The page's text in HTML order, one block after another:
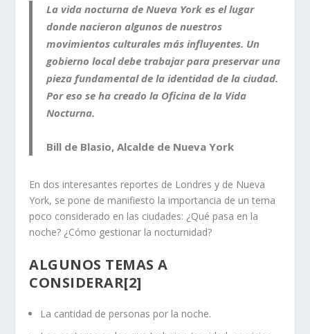
La vida nocturna de Nueva York es el lugar
donde nacieron algunos de nuestros
movimientos culturales más influyentes. Un
gobierno local debe trabajar para preservar una
pieza fundamental de la identidad de la ciudad.
Por eso se ha creado la Oficina de la Vida
Nocturna.
Bill de Blasio, Alcalde de Nueva York
En dos interesantes reportes de Londres y de Nueva
York, se pone de manifiesto la importancia de un tema
poco considerado en las ciudades: ¿Qué pasa en la
noche? ¿Cómo gestionar la nocturnidad?
ALGUNOS TEMAS A
CONSIDERAR[2]
La cantidad de personas por la noche.